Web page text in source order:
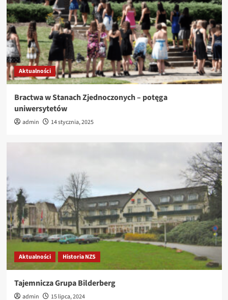
Aktualności
Bractwa w Stanach Zjednoczonych – potęga
uniwersytetów
admin 14 stycznia, 2025
Aktualności Historia NZS
Tajemnicza Grupa Bilderberg
admin 15 lipca, 2024